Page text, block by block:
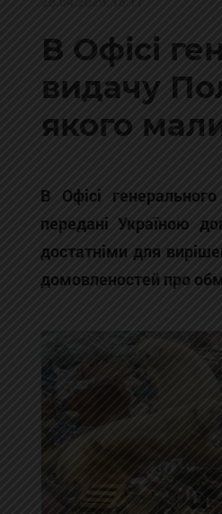
В Офісі
видачу
якого
В Офісі
передані Україною
достатніми для
домовленостей про